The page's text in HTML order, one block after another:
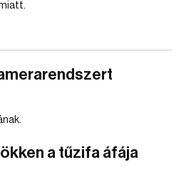
a tűzifa áfája